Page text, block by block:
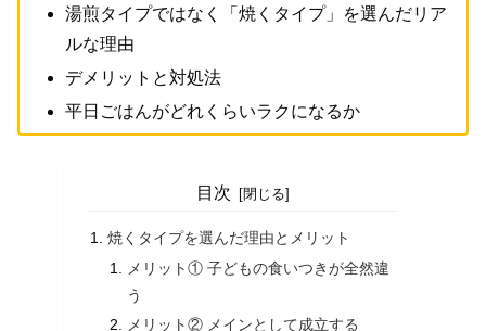
湯煎タイプではなく「焼くタイプ」を選んだリア
ルな理由
デメリットと対処法
平日ごはんがどれくらいラクになるか
目次
焼くタイプを選んだ理由とメリット
メリット① 子どもの食いつきが全然違
う
メリット② メインとして成立する